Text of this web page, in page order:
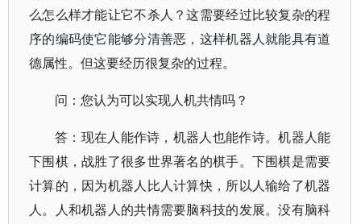
么怎么样才能让它不杀人？这需要经过比较复杂的程
序的编码使它能够分清善恶，这样机器人就能具有道
德属性。但这要经历很复杂的过程。
问：您认为可以实现人机共情吗？
答：现在人能作诗，机器人也能作诗。机器人能
下围棋，战胜了很多世界著名的棋手。下围棋是需要
计算的，因为机器人比人计算快，所以人输给了机器
人。人和机器人的共情需要脑科技的发展。没有脑科